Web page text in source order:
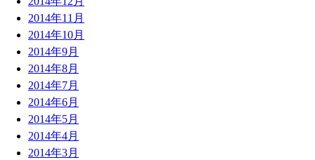
2014年11月
2014年10月
2014年9月
2014年8月
2014年7月
2014年6月
2014年5月
2014年4月
2014年3月